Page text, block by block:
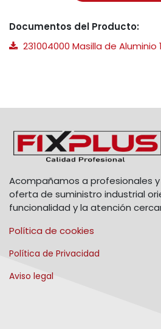
Documentos del Producto:
231004000 Masilla de Aluminio
Acompañamos a profesionales
oferta de suministro industrial
funcionalidad y la atención
Política de cookies
Política de Privacidad
Aviso legal